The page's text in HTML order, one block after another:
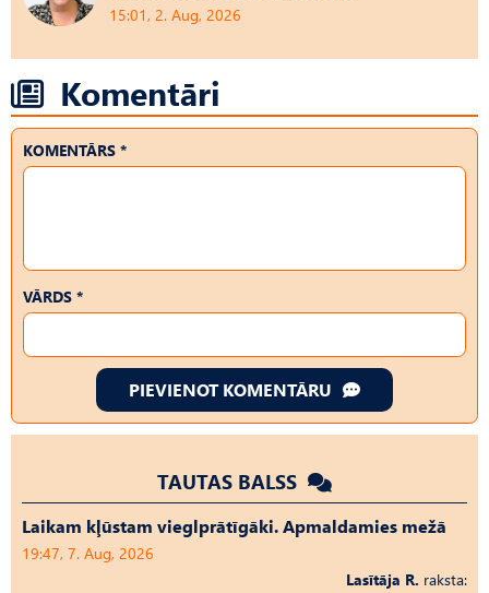
15:01, 2. Aug, 2026
Komentāri
KOMENTĀRS *
VĀRDS *
PIEVIENOT KOMENTĀRU
TAUTAS BALSS
Laikam kļūstam vieglprātīgāki. Apmaldamies mežā
19:47, 7. Aug, 2026
Lasītāja R. raksta: